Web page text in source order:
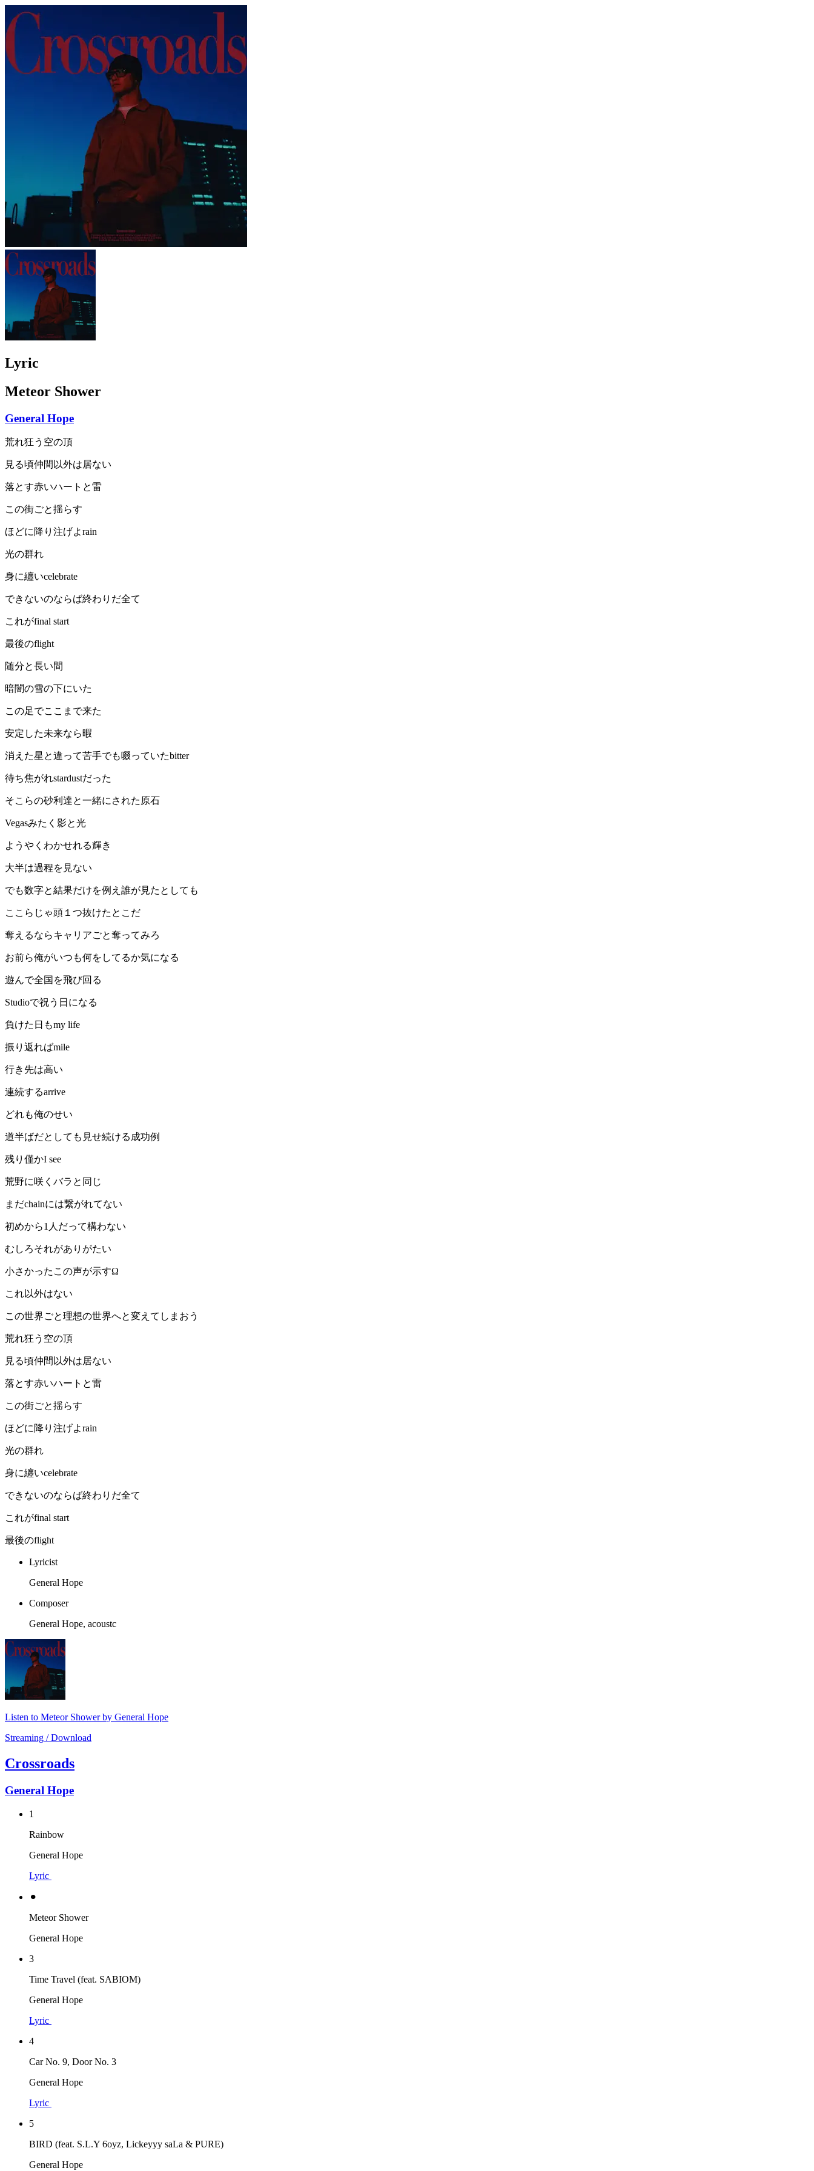
Lyric
Meteor Shower
General Hope
荒れ狂う空の頂
見る頃仲間以外は居ない
落とす赤いハートと雷
この街ごと揺らす
ほどに降り注げよrain
光の群れ
身に纏いcelebrate
できないのならば終わりだ全て
これがfinal start
最後のflight
随分と長い間
暗闇の雪の下にいた
この足でここまで来た
安定した未来なら暇
消えた星と違って苦手でも啜っていたbitter
待ち焦がれstardustだった
そこらの砂利達と一緒にされた原石
Vegasみたく影と光
ようやくわかせれる輝き
大半は過程を見ない
でも数字と結果だけを例え誰が見たとしても
ここらじゃ頭１つ抜けたとこだ
奪えるならキャリアごと奪ってみろ
お前ら俺がいつも何をしてるか気になる
遊んで全国を飛び回る
Studioで祝う日になる
負けた日もmy life
振り返ればmile
行き先は高い
連続するarrive
どれも俺のせい
道半ばだとしても見せ続ける成功例
残り僅かI see
荒野に咲くバラと同じ
まだchainには繋がれてない
初めから1人だって構わない
むしろそれがありがたい
小さかったこの声が示すΩ
これ以外はない
この世界ごと理想の世界へと変えてしまおう
荒れ狂う空の頂
見る頃仲間以外は居ない
落とす赤いハートと雷
この街ごと揺らす
ほどに降り注げよrain
光の群れ
身に纏いcelebrate
できないのならば終わりだ全て
これがfinal start
最後のflight
Lyricist
General Hope
Composer
General Hope, acoustc
Listen to Meteor Shower by General Hope
Streaming / Download
Crossroads
General Hope
1
Rainbow
General Hope
Lyric
⚫︎
Meteor Shower
General Hope
3
Time Travel (feat. SABIOM)
General Hope
Lyric
4
Car No. 9, Door No. 3
General Hope
Lyric
5
BIRD (feat. S.L.Y 6oyz, Lickeyyy saLa & PURE)
General Hope